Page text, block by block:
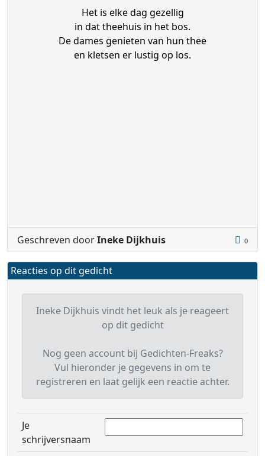
Het is elke dag gezellig
in dat theehuis in het bos.
De dames genieten van hun thee
en kletsen er lustig op los.
Geschreven doorIneke Dijkhuis 0
Reacties op dit gedicht
Ineke Dijkhuis vindt het leuk als je reageert
op dit gedicht
Nog geen account bij Gedichten-Freaks?
Vul hieronder je gegevens in om te
registreren en laat gelijk een reactie achter.
Je
schrijversnaam